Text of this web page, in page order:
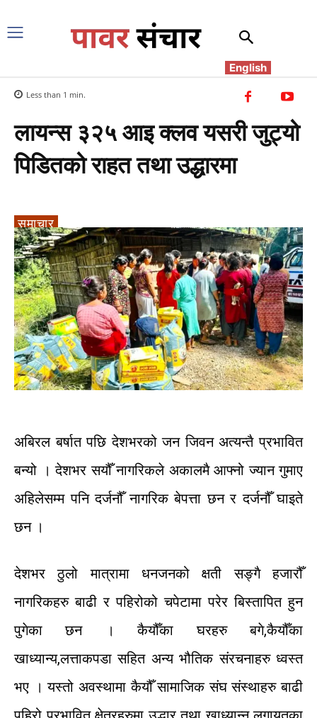
English
Less than 1 min.
लायन्स ३२५ आइ क्लव यसरी जुट्यो
पिडितको राहत तथा उद्धारमा
समाचार
अबिरल बर्षात पछि देशभरको जन जिवन अत्यन्तै प्रभावित
बन्यो । देशभर सयौँ नागरिकले अकालमै आफ्नो ज्यान गुमाए
अहिलेसम्मपनि दर्जनौँ नागरिक बेपत्ता छन र दर्जनौँ घाइते
छन ।
देशभर ठुलो मात्रामा धनजनको क्षती सङ्गै
हजारौँ
नागरिकहरु बाढी र पहिरोको चपेटामा परेर बिस्तापित हुन
पुगेका
छन । कैयौँकाघरहरु बगे,कैयौँका
खाध्यान्य,लत्ताकपडा सहित अन्य भौतिक संरचनाहरु ध्वस्त
भए । यस्तो अवस्थामा कैयौँ सामाजिक संघ संस्थाहरुबाढी